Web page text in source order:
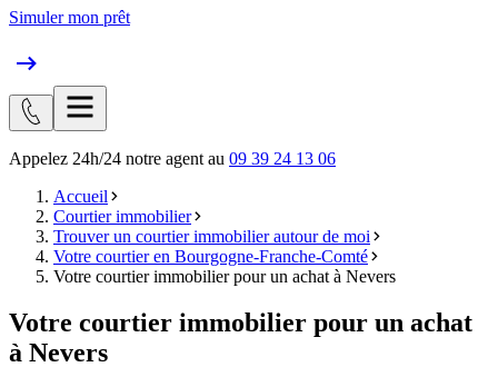
Simuler mon prêt
Appelez 24h/24 notre agent au 09 39 24 13 06
Accueil
Courtier immobilier
Trouver un courtier immobilier autour de moi
Votre courtier en Bourgogne-Franche-Comté
Votre courtier immobilier pour un achat à Nevers
Votre courtier immobilier pour un achat
à Nevers